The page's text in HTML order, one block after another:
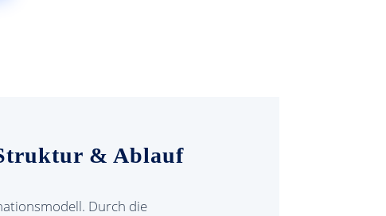
& Ablauf
Durch die